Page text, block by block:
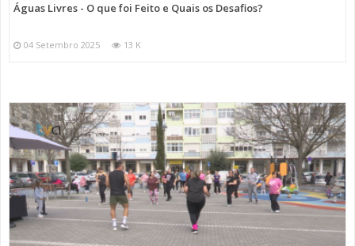
Águas Livres - O que foi Feito e Quais os Desafios?
04 Setembro 2025 13 K